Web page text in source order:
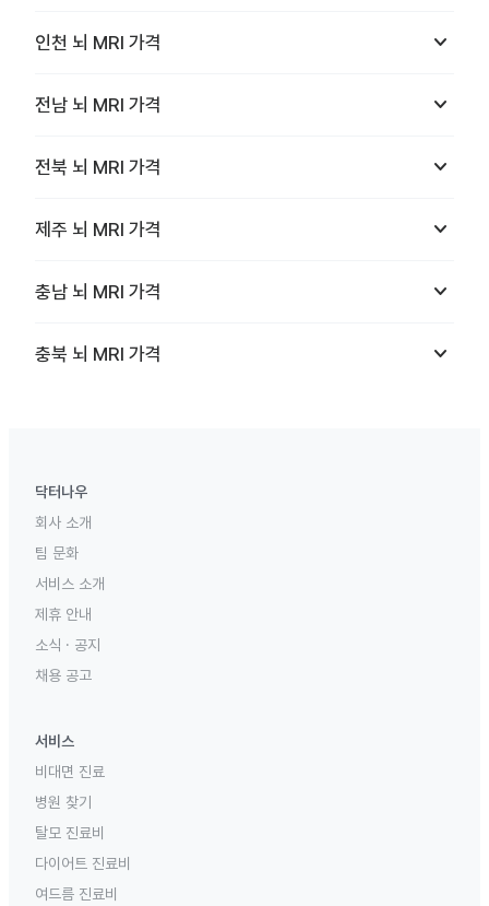
인천 뇌 MRI 가격 keyboard_arrow_down
전남 뇌 MRI 가격 keyboard_arrow_down
전북 뇌 MRI 가격 keyboard_arrow_down
제주 뇌 MRI 가격 keyboard_arrow_down
충남 뇌 MRI 가격 keyboard_arrow_down
충북 뇌 MRI 가격 keyboard_arrow_down
닥터나우
회사 소개
팀 문화
서비스 소개
제휴 안내
소식 · 공지
채용 공고
서비스
비대면 진료
병원 찾기
탈모 진료비
다이어트 진료비
여드름 진료비